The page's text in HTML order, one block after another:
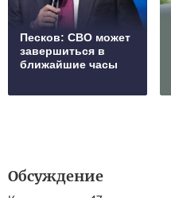
Песков: СВО может
завершиться в
ближайшие часы
Обсуждение